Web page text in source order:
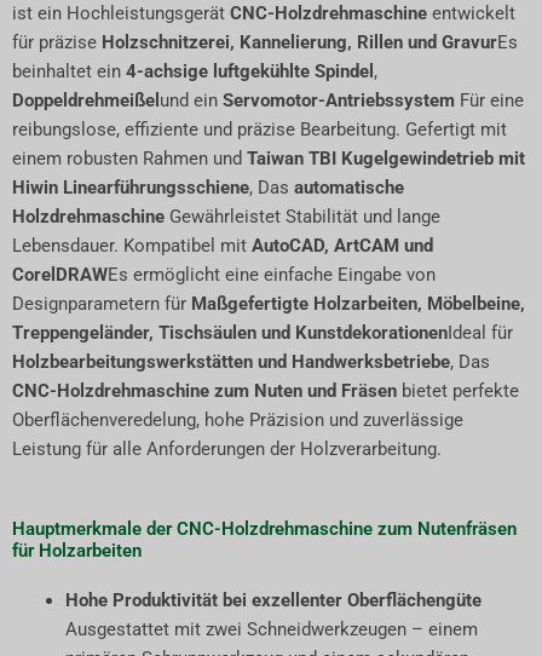
ist ein Hochleistungsgerät CNC-Holzdrehmaschine entwickelt
für präzise Holzschnitzerei, Kannelierung, Rillen und GravurEs
beinhaltet ein 4-achsige luftgekühlte Spindel ,
Doppeldrehmeißel und ein Servomotor-Antriebssystem Für eine
reibungslose, effiziente und präzise Bearbeitung. Gefertigt mit
einem robusten Rahmen und Taiwan TBI Kugelgewindetrieb mit
Hiwin Linearführungsschiene, Das automatische
Holzdrehmaschine Gewährleistet Stabilität und lange
Lebensdauer. Kompatibel mit AutoCAD, ArtCAM und
CorelDRAWEs ermöglicht eine einfache Eingabe von
Designparametern für Maßgefertigte Holzarbeiten, Möbelbeine,
Treppengeländer, Tischsäulen und KunstdekorationenIdeal für
Holzbearbeitungswerkstätten und Handwerksbetriebe, Das
CNC-Holzdrehmaschine zum Nuten und Fräsen bietet perfekte
Oberflächenveredelung, hohe Präzision und zuverlässige
Leistung für alle Anforderungen der Holzverarbeitung.
Hauptmerkmale der CNC-Holzdrehmaschine zum Nutenfräsen
für Holzarbeiten
Hohe Produktivität bei exzellenter Oberflächengüte
Ausgestattet mit zwei Schneidwerkzeugen – einem